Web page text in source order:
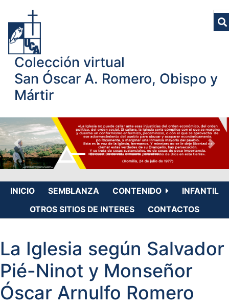
Colección virtual
San Óscar A. Romero, Obispo y
Mártir
INICIO SEMBLANZA CONTENIDO
INFANTIL
OTROS SITIOS DE INTERES
CONTACTOS
La Iglesia según Salvador
Pié-Ninot y Monseñor
Óscar Arnulfo Romero